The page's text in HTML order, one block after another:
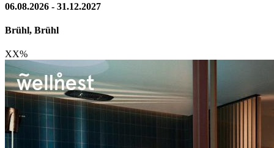
06.08.2026 - 31.12.2027
Brühl, Brühl
XX%